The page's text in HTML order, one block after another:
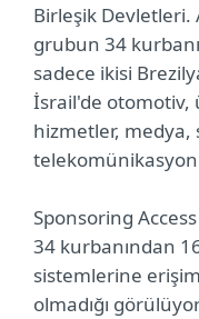
Birleşik Devletleri.
grubun 34
sadece ikisi
İsrail'de
hizmetler, medya,
telekomünikasyon
Sponsoring
34 kurbanından
sistemlerine
olmadığı